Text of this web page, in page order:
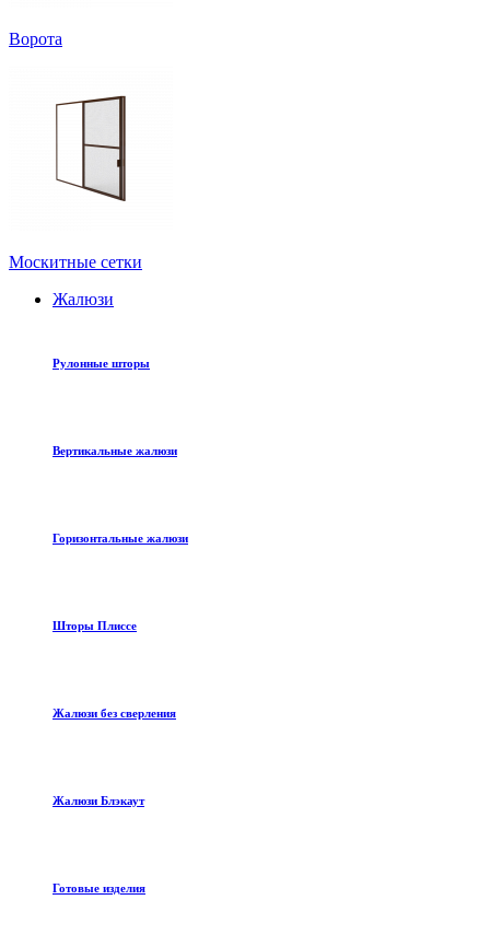
Ворота
Москитные сетки
Жалюзи
Рулонные шторы
Вертикальные жалюзи
Горизонтальные жалюзи
Шторы Плиссе
Жалюзи без сверления
Жалюзи Блэкаут
Готовые изделия